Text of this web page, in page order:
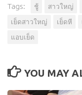
Tags: ชู้ สาวใหญ่
เย็ดสาวใหญ่
เย็ดหี
แอบเย็ด
YOU MAY